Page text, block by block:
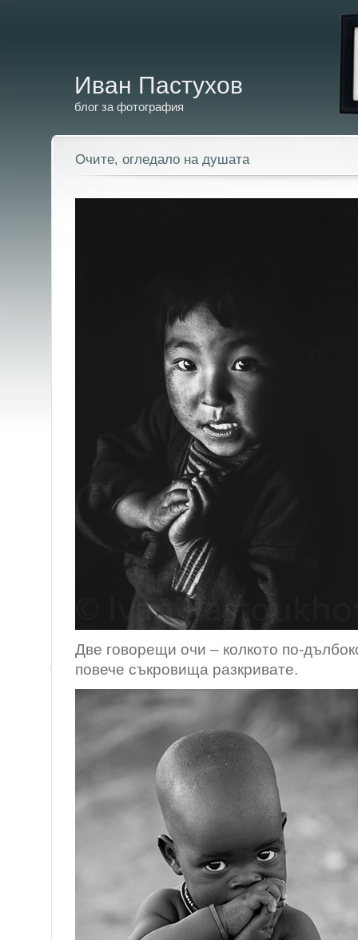
Иван Пастухов
блог за фотография
Очите, огледало на душата
Две говорещи очи – колкото по-
повече съкровища разкривате.